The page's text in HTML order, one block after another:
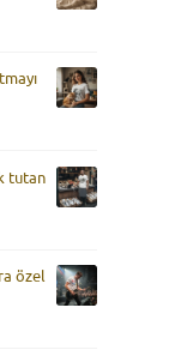
tutan
özel